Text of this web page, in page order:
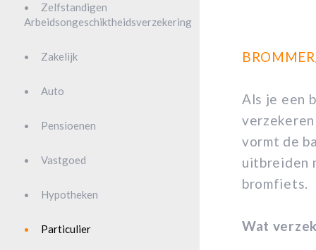
Zelfstandigen
Arbeidsongeschiktheidsverzekering
Zakelijk
Auto
Pensioenen
Vastgoed
Hypotheken
Particulier
Als je een
vormt de
uitbreiden
bromfiets.
Wat